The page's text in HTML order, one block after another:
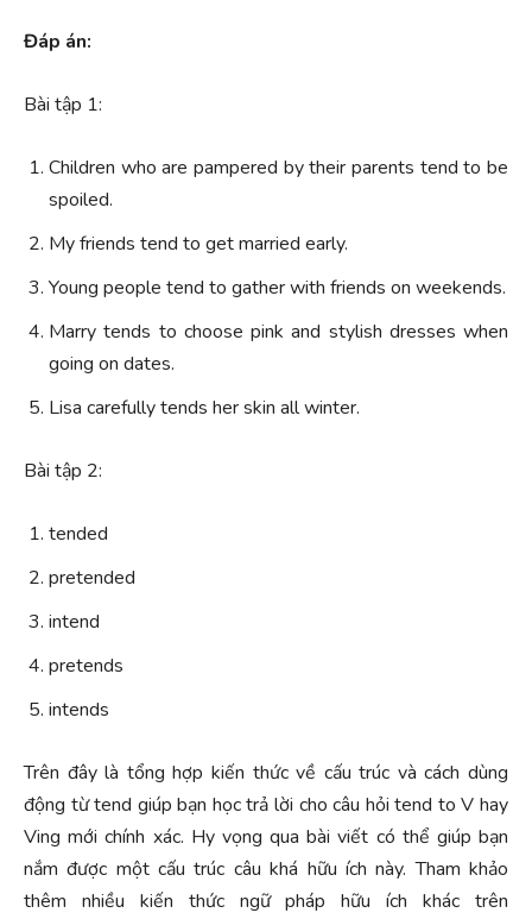
Đáp án:
Bài tập 1:
Children who are pampered by their parents tend to be
spoiled.
My friends tend to get married early.
Young people tend to gather with friends on weekends.
Marry tends to choose pink and stylish dresses when
going on dates.
Lisa carefully tends her skin all winter.
Bài tập 2:
tended
pretended
intend
pretends
intends
Trên đây là tổng hợp kiến thức về cấu trúc và cách dùng
động từ tend giúp bạn học trả lời cho câu hỏi tend to V hay
Ving mới chính xác. Hy vọng qua bài viết có thể giúp bạn
nắm được một cấu trúc câu khá hữu ích này. Tham khảo
thêm nhiều kiến thức ngữ pháp hữu ích khác trên